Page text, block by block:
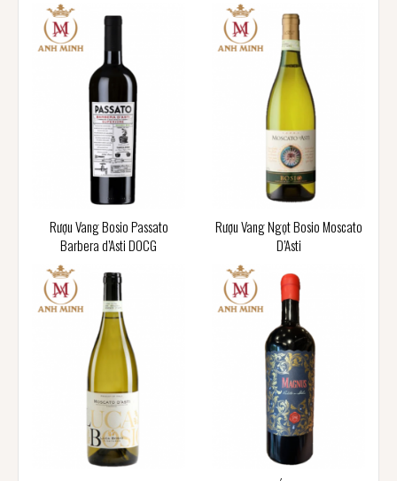
Rượu Vang Bosio Passato
Barbera d’Asti DOCG
Rượu Vang Ngọt Bosio Moscato
D’Asti